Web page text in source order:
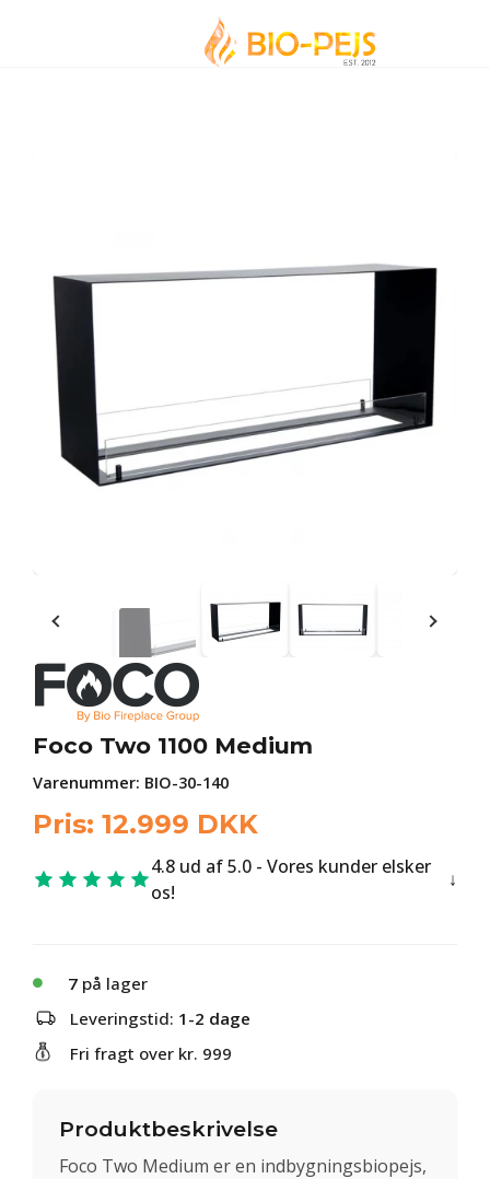
Foco Two 1100 Medium
Varenummer: BIO-30-140
Pris: 12.999 DKK
4.8 ud af 5.0 - Vores kunder elsker
os!
7 på lager
Leveringstid: 1-2 dage
Fri fragt over kr. 999
Produktbeskrivelse
Foco Two Medium er en indbygningsbiopejs,